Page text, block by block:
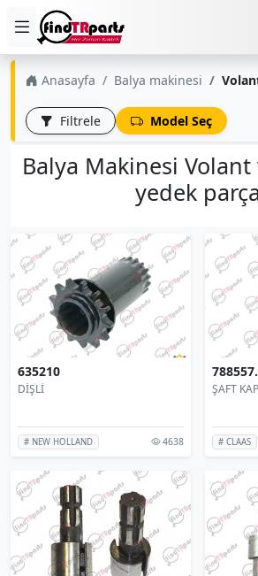
Anasayfa Balya makinesi
Filtrele Model Seç
Balya Makinesi
yedek
635210
DİŞLİ
# NEW HOLLAND 4638
ŞAFT
# CLAAS